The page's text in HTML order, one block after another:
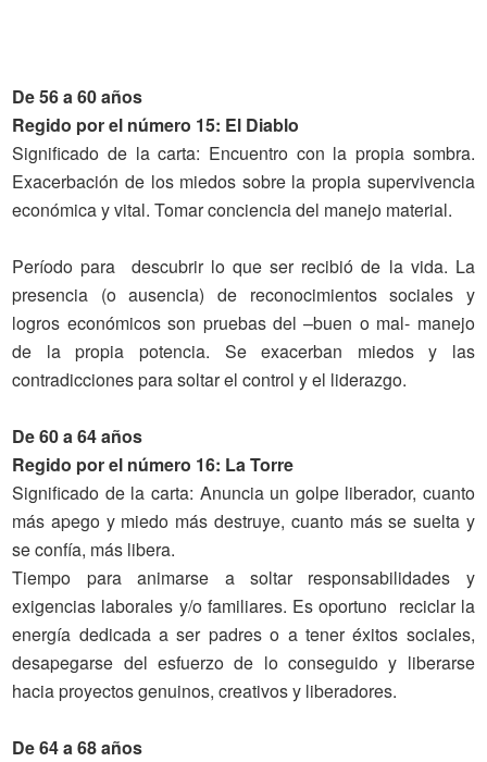
De 56 a 60 años
Regido por el número 15: El Diablo
Significado de la carta: Encuentro con la propia sombra.
Exacerbación de los miedos sobre la propia supervivencia
económica y vital. Tomar conciencia del manejo material.
Período para descubrir lo que ser recibió de la vida. La
presencia (o ausencia) de reconocimientos sociales y
logros económicos son pruebas del –buen o mal- manejo
de la propia potencia. Se exacerban miedos y las
contradicciones para soltar el control y el liderazgo.
De 60 a 64 años
Regido por el número 16: La Torre
Significado de la carta: Anuncia un golpe liberador, cuanto
más apego y miedo más destruye, cuanto más se suelta y
se confía, más libera.
Tiempo para animarse a soltar responsabilidades y
exigencias laborales y/o familiares. Es oportuno reciclar la
energía dedicada a ser padres o a tener éxitos sociales,
desapegarse del esfuerzo de lo conseguido y liberarse
hacia proyectos genuinos, creativos y liberadores.
De 64 a 68 años